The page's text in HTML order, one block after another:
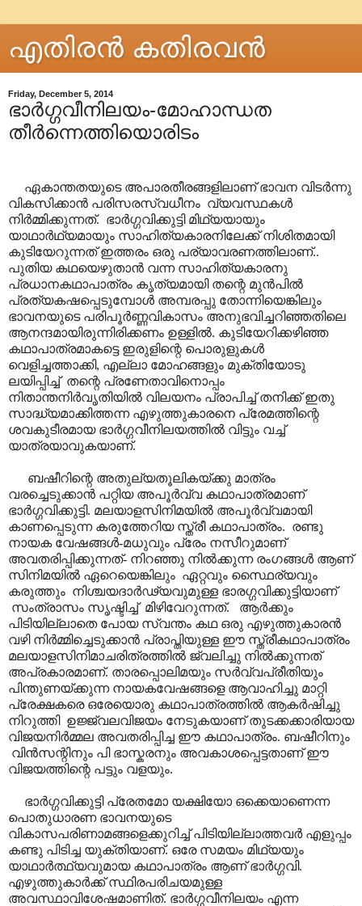
എതിരന്‍ കതിരവന്‍
Friday, December 5, 2014
ഭാർഗ്ഗവീനിലയം-മോഹാന്ധത
തീർന്നെത്തിയൊരിടം
ഏകാന്തതയുടെ അപാരതീരങ്ങളിലാണ് ഭാവന വിടർന്നു
വികസിക്കാൻ പരിസരസ്വധീനം വ്യവസ്ഥകൾ
നിർമ്മിക്കുന്നത്. ഭാർഗ്ഗവിക്കുട്ടി മിഥ്യയായും
യാഥാർഥ്യമായും സാഹിത്യകാരനിലേക്ക് നിശിതമായി
കുടിയേറുന്നത് ഇത്തരം ഒരു പര്യാവരണത്തിലാണ്..
പുതിയ കഥയെഴുതാൻ വന്ന സാഹിത്യകാരനു
പ്രധാനകഥാപാത്രം കൃത്യമായി തന്റെ മുൻപിൽ
പ്രത്യകഷപ്പെടുമ്പോൾ അമ്പരപ്പു തോന്നിയെങ്കിലും
ഭാവനയുടെ പരിപൂർണ്ണവികാസം അനുഭവിച്ചറിഞ്ഞതിലെ
ആനന്ദമായിരുന്നിരിക്കണം ഉള്ളിൽ. കുടിയേറിക്കഴിഞ്ഞ
കഥാപാത്രമാകട്ടെ ഇരുളിന്റെ പൊരുളുകൾ
വെളിച്ചത്താക്കി, എല്ലാ മോഹങ്ങളും മുക്തിയോടു
ലയിപ്പിച്ച് തന്റെ പ്രണേതാവിനൊപ്പം
നിതാന്തനിർവൃതിയിൽ വിലയനം പ്രാപിച്ച് തനിക്ക് ഇതു
സാദ്ധ്യമാക്കിത്തന്ന എഴുത്തുകാരനെ പ്രേമത്തിന്റെ
ശവകുടീരമായ ഭാർഗ്ഗവീനിലയത്തിൽ വിട്ടും വച്ച്
യാത്രയാവുകയാണ്.
ബഷീറിന്റെ അതുല്യതൂലികയ്ക്കു മാത്രം
വരച്ചെടുക്കാൻ പറ്റിയ അപൂർവ്വ കഥാപാത്രമാണ്
ഭാർഗ്ഗവിക്കുട്ടി. മലയാളസിനിമയിൽ അപൂർവ്വമായി
കാണപ്പെടുന്ന കരുത്തേറിയ സ്ത്രീ കഥാപാത്രം. രണ്ടു
നായക വേഷങ്ങൾ-മധുവും പ്രേം നസീറുമാണ്
അവതരിപ്പിക്കുന്നത്- നിറഞ്ഞു നിൽക്കുന്ന രംഗങ്ങൾ ആണ്
സിനിമയിൽ ഏറെയെങ്കിലും ഏറ്റവും സ്ഥൈര്യവും
കരുത്തും നിശ്ചയദാർഢ്യവുമുള്ള ഭാരഗ്ഗവിക്കുട്ടിയാണ്
സംത്രാസം സൃഷ്ടിച്ച് മിഴിവേറുന്നത്. ആർക്കും
പിടിയില്ലാതെ പോയ സ്വന്തം കഥ ഒരു എഴുത്തുകാരൻ
വഴി നിർമ്മിച്ചെടുക്കാൻ പ്രാപ്തിയുള്ള ഈ സ്ത്രീകഥാപാത്രം
മലയാളസിനിമാചരിത്രത്തിൽ ജ്വലിച്ചു നിൽക്കുന്നത്
അപ്രകാരമാണ്. താരപ്പൊലിമയും സർവ്വപ്രീതിയും
പിന്തുണയ്ക്കുന്ന നായകവേഷങ്ങളെ ആവാഹിച്ചു മാറ്റി
പ്രേക്ഷകരെ ഒരേയൊരു കഥാപാത്രത്തിൽ ആകർഷിച്ചു
നിറുത്തി ഉജ്ജ്വലവിജയം നേടുകയാണ് തുടക്കക്കാരിയായ
വിജയനിർമ്മല അവതരിപ്പിച്ച ഈ കഥാപാത്രം. ബഷീറിനും
വിൻസന്റിനും പി ഭാസ്കരനും അവകാശപ്പെട്ടതാണ് ഈ
വിജയത്തിന്റെ പട്ടും വളയും.
ഭാർഗ്ഗവിക്കുട്ടി പ്രേതമോ യക്ഷിയോ ഒക്കെയാണെന്ന
പൊതുധാരണ ഭാവനയുടെ
വികാസപരിണാമങ്ങളെക്കുറിച്ച് പിടിയില്ലാത്തവർ എളുപ്പം
കണ്ടു പിടിച്ച യുക്തിയാണ്. ഒരേ സമയം മിഥ്യയും
യാഥാർത്ഥ്യവുമായ കഥാപാത്രം ആണ് ഭാർഗ്ഗവി.
എഴുത്തുകാർക്ക് സ്ഥിരപരിചയമുള്ള
അവസ്ഥാവിശേഷമാണിത്. ഭാർഗ്ഗവീനിലയം എന്ന